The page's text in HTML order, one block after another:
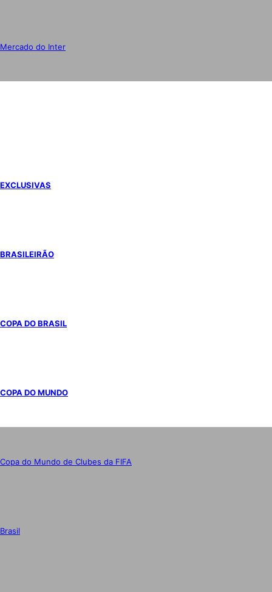
Mercado do Inter
EXCLUSIVAS
BRASILEIRÃO
COPA DO BRASIL
COPA DO MUNDO
Copa do Mundo de Clubes da FIFA
Brasil